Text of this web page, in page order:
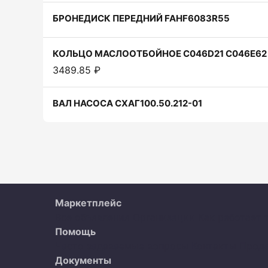
БРОНЕДИСК ПЕРЕДНИЙ FAHF6083R55
КОЛЬЦО МАСЛООТБОЙНОЕ C046D21 C046E62
3489.85 ₽
ВАЛ НАСОСА СХАГ100.50.212-01
Маркетплейс
Помощь
Документы